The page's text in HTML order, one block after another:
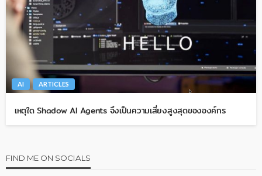
AI ARTICLES
เหตุใด Shadow AI Agents จึงเป็นความเสี่ยงสูงสุดขององค์กร
FIND ME ON SOCIALS